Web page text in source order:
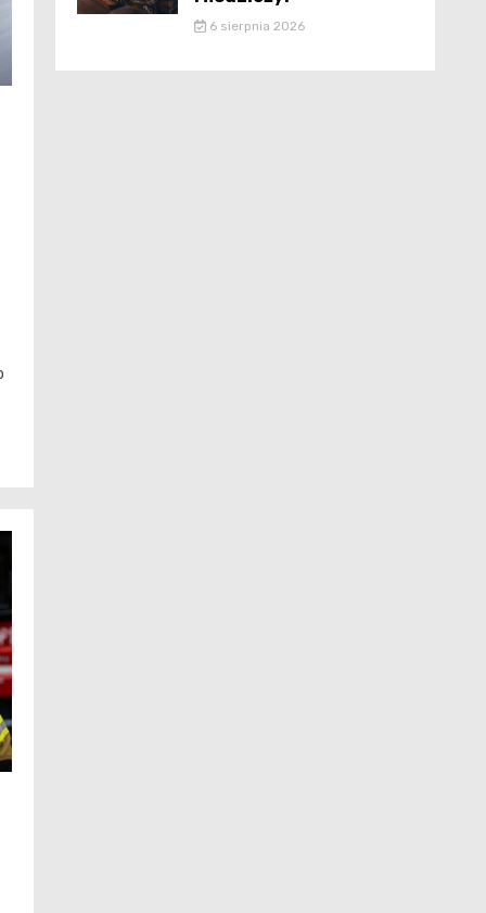
6 sierpnia 2026